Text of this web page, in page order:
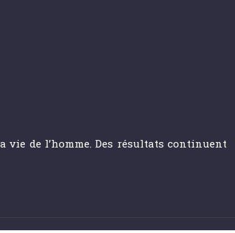
de l’homme. Des résultats continuent